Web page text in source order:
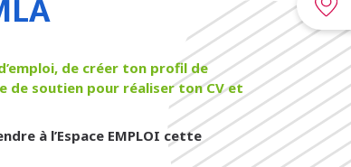
de créer ton profil de
de soutien pour réaliser ton CV et
à l’Espace EMPLOI cette